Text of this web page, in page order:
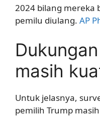
2024 bilang mereka
pemilu diulang. AP
masih
Untuk jelasnya,
pemilih Trump